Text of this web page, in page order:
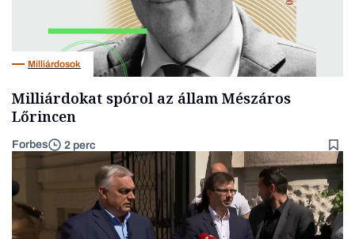
Milliárdosok
Milliárdokat spórol az állam Mészáros
Lőrincen
Forbes 2 perc